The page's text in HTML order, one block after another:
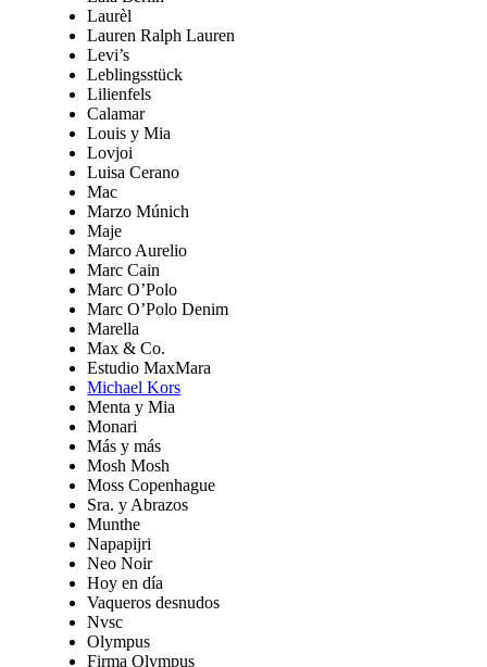
Laurèl
Lauren Ralph Lauren
Levi’s
Leblingsstück
Lilienfels
Calamar
Louis y Mia
Lovjoi
Luisa Cerano
Mac
Marzo Múnich
Maje
Marco Aurelio
Marc Cain
Marc O’Polo
Marc O’Polo Denim
Marella
Max & Co.
Estudio MaxMara
Michael Kors
Menta y Mia
Monari
Más y más
Mosh Mosh
Moss Copenhague
Sra. y Abrazos
Munthe
Napapijri
Neo Noir
Hoy en día
Vaqueros desnudos
Nvsc
Olympus
Firma Olympus